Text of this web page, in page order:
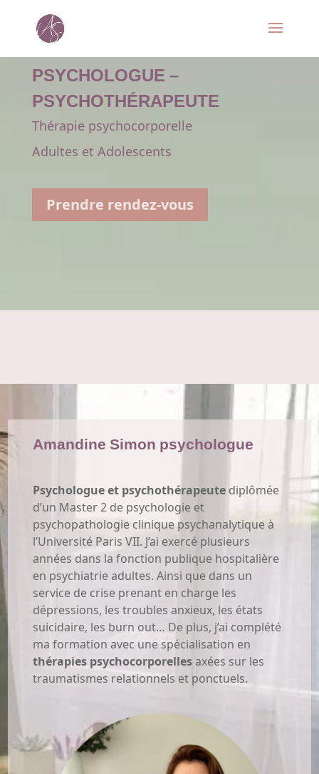
PSYCHOLOGUE –
PSYCHOTHÉRAPEUTE
Thérapie psychocorporelle
Adultes et Adolescents
Prendre rendez-vous
Amandine Simon psychologue
Psychologue et psychothérapeute diplômée
d’un Master 2 de psychologie et
psychopathologie clinique psychanalytique à
l’Université Paris VII. J’ai exercé plusieurs
années dans la fonction publique hospitalière
en psychiatrie adultes. Ainsi que dans un
service de crise prenant en charge les
dépressions, les troubles anxieux, les états
suicidaire, les burn out… De plus, j’ai complété
ma formation avec une spécialisation en
thérapies psychocorporellesaxées sur les
traumatismes relationnels et ponctuels.